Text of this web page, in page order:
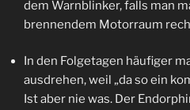
dem Warnblinker, falls man
brennendem Motorraum
In den Folgetagen häufiger
ausdrehen, weil „da so ein
Ist aber nie was. Der